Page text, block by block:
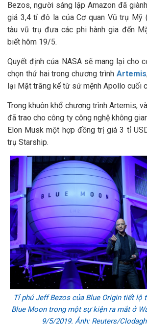
Bezos, người sáng lập Amazon đã
giá 3,4 tỉ đô la của Cơ quan Vũ trụ Mỹ
tàu vũ trụ đưa các phi hành gia đến
biết hôm 19/5.
Quyết định của NASA sẽ mang lại cho
chọn thứ hai trong chương trình Artemis
lại Mặt trăng kể từ sứ mệnh Apollo cuối
Trong khuôn khổ chương trình Artemis,
đã trao cho công ty công nghệ không
Elon Musk một hợp đồng trị giá 3 tỉ
trụ Starship.
Tỉ phú Jeff Bezos của Blue Origin tiết lộ
Blue Moon trong một sự kiện ra mắt ở
9/5/2019. Ảnh: Reuters/